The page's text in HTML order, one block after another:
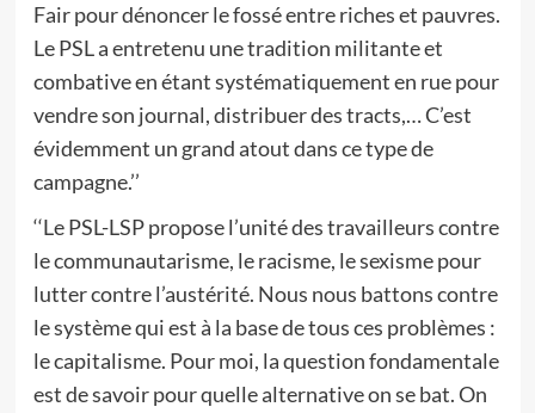
Fair pour dénoncer le fossé entre riches et pauvres.
Le PSL a entretenu une tradition militante et
combative en étant systématiquement en rue pour
vendre son journal, distribuer des tracts,… C’est
évidemment un grand atout dans ce type de
campagne.’’
‘‘Le PSL-LSP propose l’unité des travailleurs contre
le communautarisme, le racisme, le sexisme pour
lutter contre l’austérité. Nous nous battons contre
le système qui est à la base de tous ces problèmes :
le capitalisme. Pour moi, la question fondamentale
est de savoir pour quelle alternative on se bat. On